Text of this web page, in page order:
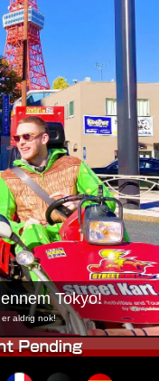
Booking
Tokyo Akihabara#1
Tokyo Shibuya
Tokyo Bay
Osaka
Tokyo!
aldrig nok!